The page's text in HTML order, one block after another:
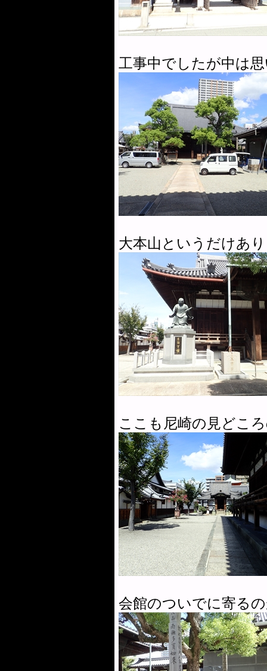
工事中でしたが中は
大本山というだけあ
ここも尼崎の見どこ
会館のついでに寄る